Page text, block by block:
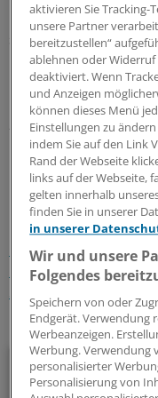
Fachverbände in
sei in regionalen
Prozent der
nötig.(mwo)
Bundessozialgericht:
Schlagworte:
Klinik-Management
Neurologie/
Ihr Newsletter
Beruf & Alltag
aktivieren Sie Tracking-
unsere Partner
bereitzustellen“
ablehnen oder
deaktiviert. Wenn
und Anzeigen
können dieses Menü
Einstellungen zu
indem Sie auf den Link
Rand der Webseite
links auf der Webseite,
gelten innerhalb
finden Sie in unserer
in unserer
Wir und unsere
Folgendes
Speichern von oder
Endgerät. Verwendung
Werbeanzeigen.
Werbung. Verwendung
personalisierter
Personalisierung von